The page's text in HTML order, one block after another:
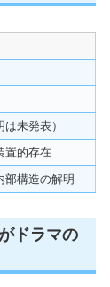
は未発表）
置的存在
部構造の解明
ドラマの